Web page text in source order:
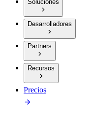
Soluciones
Desarrolladores
Partners
Recursos
Precios